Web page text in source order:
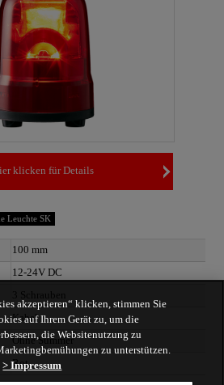
klicken für Details
Leuchte SK
100 mm
12-24V DC
3 Schrauben
Kabel
Ohne Summer
Rot
akzeptieren“ klicken, stimmen Sie
auf Ihrem Gerät zu, um die
die Websitenutzung zu
zu unterstützen.
> Impressum